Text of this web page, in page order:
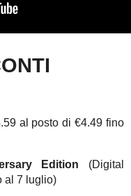
al posto di €4.49 fino
Edition (Digital
al 7 luglio)